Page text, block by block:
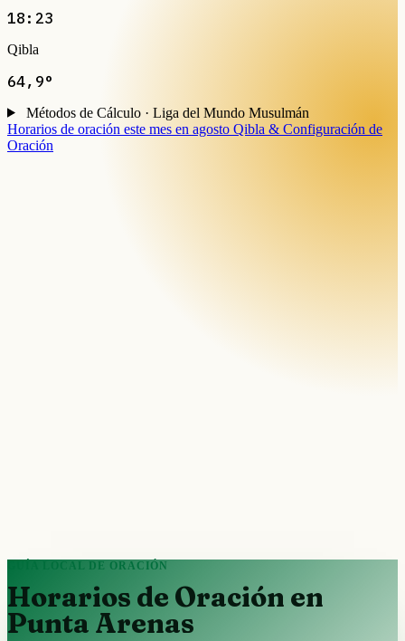
18:23
Qibla
64,9°
Métodos de Cálculo · Liga del Mundo Musulmán
Horarios de oración este mes en agosto Qibla & Configuración de
Oración
GUÍA LOCAL DE ORACIÓN
Horarios de Oración en
Punta Arenas